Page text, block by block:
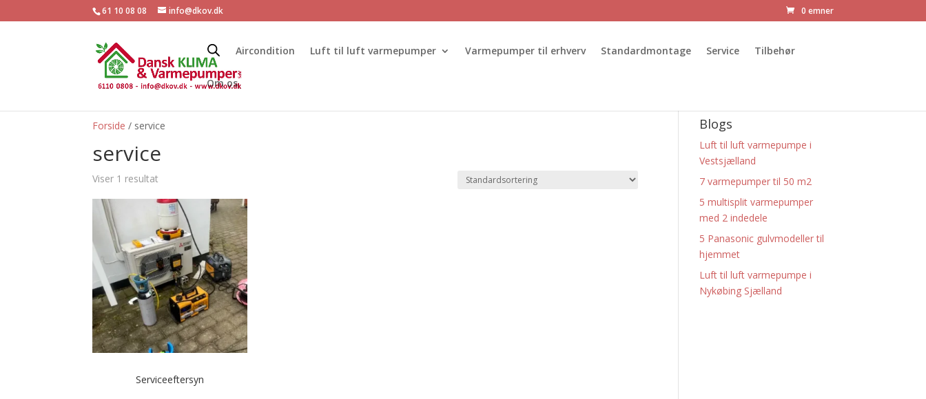
61 10 08 08 info@dkov.dk 0 emner
Aircondition Luft til luft varmepumper Varmepumper til erhverv Standardmontage Service Tilbehør
Om os
Forside / service
service
Viser 1 resultat
Serviceeftersyn
Blogs
Luft til luft varmepumpe i
Vestsjælland
7 varmepumper til 50 m2
5 multisplit varmepumper
med 2 indedele
5 Panasonic gulvmodeller til
hjemmet
Luft til luft varmepumpe i
Nykøbing Sjælland